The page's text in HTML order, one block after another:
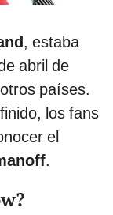
, estaba
abril de
países.
los fans
el
.